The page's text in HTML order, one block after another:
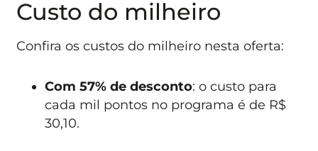
Custo do milheiro
Confira os custos do milheiro nesta oferta:
Com 57% de desconto: o custo para
cada mil pontos no programa é de R$
30,10.